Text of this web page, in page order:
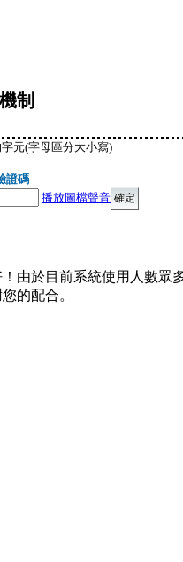
制
元(字母區分大小寫)
證碼
播放圖檔聲音
由於目前系統使用人數眾
的配合。